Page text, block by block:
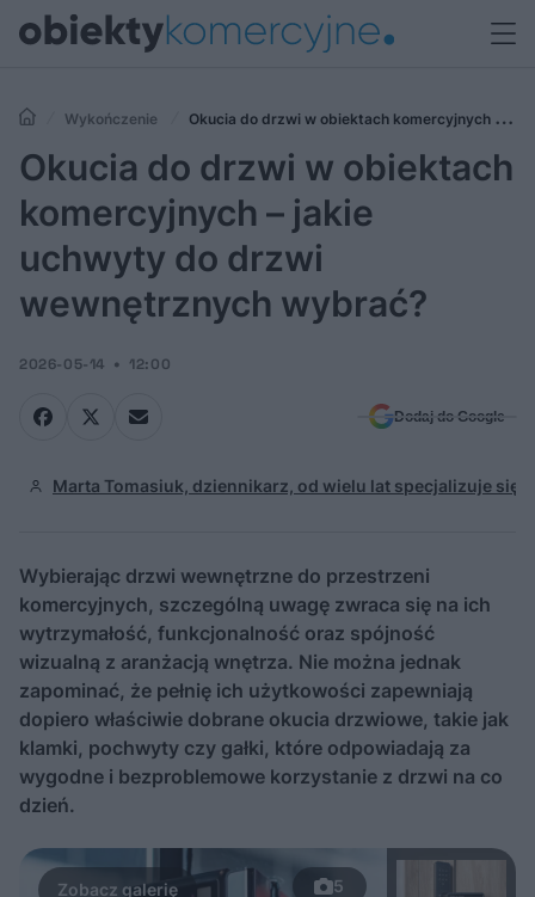
Wykończenie
Okucia do drzwi w obiektach komercyjnych –
jakie uchwyty do drzwi wewnętrznych wybrać?
Okucia do drzwi w obiektach
komercyjnych – jakie
uchwyty do drzwi
wewnętrznych wybrać?
2026-05-14 12:00
Dodaj do Google
Marta Tomasiuk, dziennikarz, od wielu lat specjalizuje się
Wybierając drzwi wewnętrzne do przestrzeni
komercyjnych, szczególną uwagę zwraca się na ich
wytrzymałość, funkcjonalność oraz spójność
wizualną z aranżacją wnętrza. Nie można jednak
zapominać, że pełnię ich użytkowości zapewniają
dopiero właściwie dobrane okucia drzwiowe, takie jak
klamki, pochwyty czy gałki, które odpowiadają za
wygodne i bezproblemowe korzystanie z drzwi na co
dzień.
5